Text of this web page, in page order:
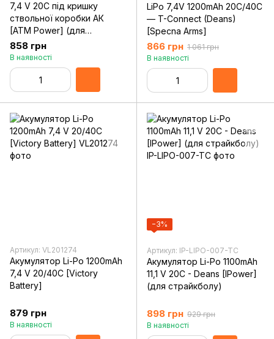
7,4 V 20C під кришку
ствольної коробки АК
[ATM Power] (для
страйкболу)
858 грн
В наявності
LiPo 7,4V 1200mAh 20C/40C
— T-Connect (Deans)
[Specna Arms]
866 грн 1 061 грн
В наявності
Артикул: VL201274
Акумулятор Li-Po 1200mAh
7,4 V 20/40C [Victory
Battery]
879 грн
В наявності
−3%
Артикул: IP-LIPO-007-TC
Акумулятор Li-Po 1100mAh
11,1 V 20C - Deans [IPower]
(для страйкболу)
898 грн 929 грн
В наявності